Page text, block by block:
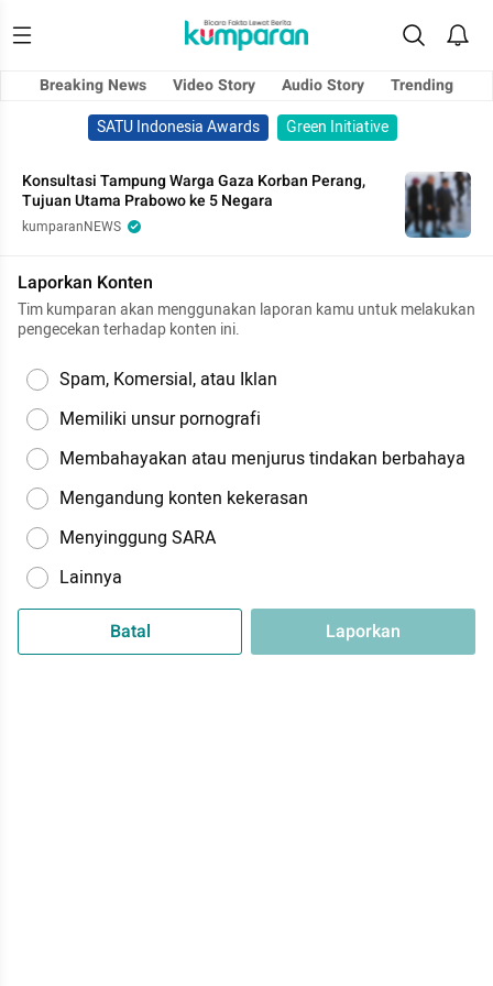
Breaking News Video Story Audio Story
Trending
SATU Indonesia Awards
Green Initiative
Konsultasi Tampung Warga Gaza Korban Perang,
Tujuan Utama Prabowo ke 5 Negara
kumparanNEWS
Laporkan Konten
Tim kumparan akan menggunakan laporan kamu untuk melakukan
pengecekan terhadap konten ini.
Spam, Komersial, atau Iklan
Memiliki unsur pornografi
Membahayakan atau menjurus tindakan berbahaya
Mengandung konten kekerasan
Menyinggung SARA
Lainnya
Batal Laporkan